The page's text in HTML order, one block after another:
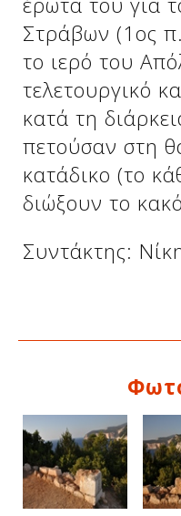
Δείτε μας:
Στράβων (1ος
το ιερό του
τελετουργικό
κατά τη
πετούσαν στη
κατάδικο (το
διώξουν το
Συντάκτης: